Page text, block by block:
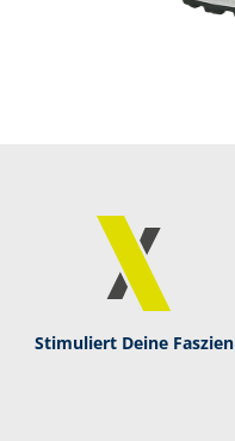
Stimuliert Deine Faszien